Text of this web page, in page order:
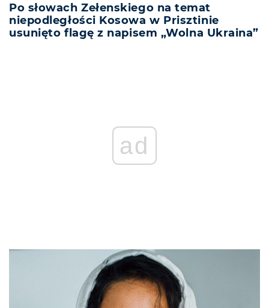
Po słowach Zełenskiego na temat
niepodległości Kosowa w Prisztinie
usunięto flagę z napisem „Wolna Ukraina”
ad